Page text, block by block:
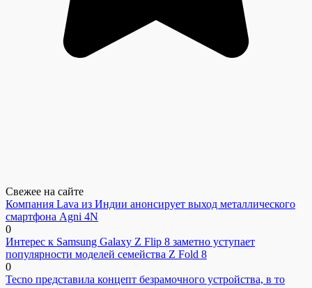
Свежее на сайте
Компания Lava из Индии анонсирует выход металлического
смартфона Agni 4N
0
Интерес к Samsung Galaxy Z Flip 8 заметно уступает
популярности моделей семейства Z Fold 8
0
Tecno представила концепт безрамочного устройства, в то